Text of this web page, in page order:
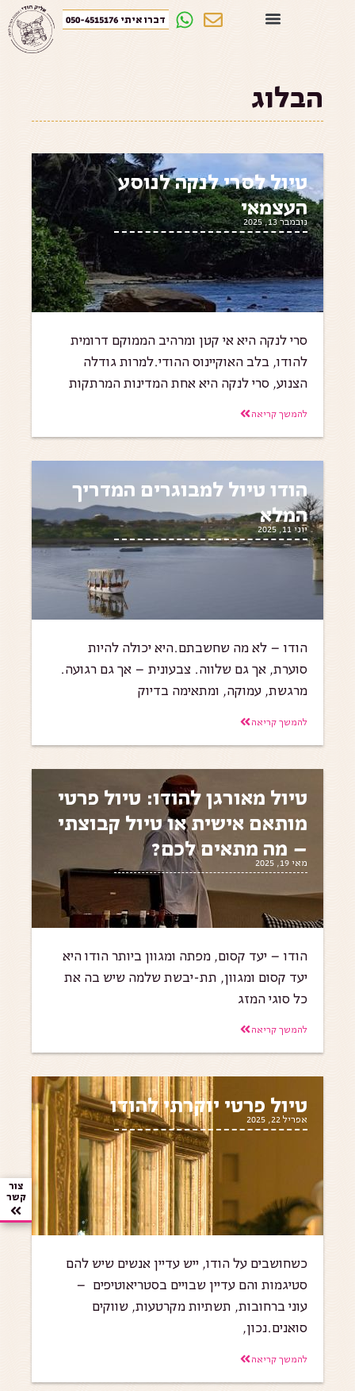
דברו איתי 050-4515176
הבלוג
טיול לסרי לנקה לנוסע
העצמאי
נובמבר 13, 2025
סרי לנקה היא אי קטן ומרהיב הממוקם דרומית
להודו, בלב האוקיינוס ההודי.למרות גודלה
הצנוע, סרי לנקה היא אחת המדינות המרתקות
להמשך קריאה
הודו טיול למבוגרים המדריך
המלא
יוני 11, 2025
הודו – לא מה שחשבתם.היא יכולה להיות
סוערת, אך גם שלווה. צבעונית – אך גם רגועה.
מרגשת, עמוקה, ומתאימה בדיוק
להמשך קריאה
טיול מאורגן להודו: טיול פרטי
מותאם אישית או טיול קבוצתי
– מה מתאים לכם?
מאי 19, 2025
הודו – יעד קסום, מפתה ומגוון ביותר הודו היא
יעד קסום ומגוון, תת-יבשת שלמה שיש בה את
כל סוגי המזג
להמשך קריאה
טיול פרטי יוקרתי להודו
אפריל 22, 2025
כשחושבים על הודו, ייש עדיין אנשים שיש להם
סטיגמות והם עדיין שבויים בסטריאוטיפים –
עוני ברחובות, תשתיות מקרטעות, שווקים
סואנים.נכון,
להמשך קריאה
צור
קשר